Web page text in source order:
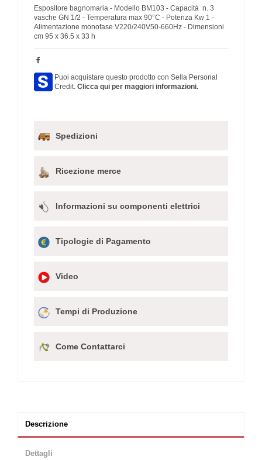
Espositore bagnomaria - Modello BM103 - Capacità n. 3
vasche GN 1/2 - Temperatura max 90°C - Potenza Kw 1 -
Alimentazione monofase V220/240V50-660Hz - Dimensioni
cm 95 x 36.5 x 33 h
Puoi acquistare questo prodotto con Sella Personal
Credit. Clicca qui per maggiori informazioni.
Spedizioni
Ricezione merce
Informazioni su componenti elettrici
Tipologie di Pagamento
Video
Tempi di Produzione
Come Contattarci
Descrizione
Dettagli